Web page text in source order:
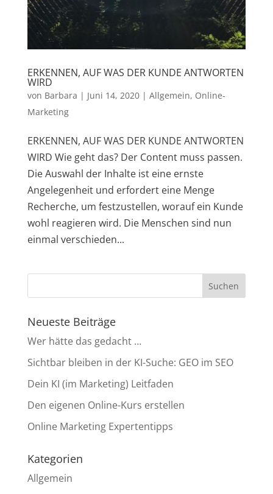
ERKENNEN, AUF WAS DER KUNDE ANTWORTEN
WIRD
von Barbara | Juni 14, 2020| Allgemein, Online-
Marketing
ERKENNEN, AUF WAS DER KUNDE ANTWORTEN
WIRD Wie geht das? Der Content muss passen.
Die Auswahl der Inhalte ist eine ernste
Angelegenheit und erfordert eine Menge
Recherche, um festzustellen, worauf ein Kunde
wohl reagieren wird. Die Menschen sind nun
einmal verschieden...
Neueste Beiträge
Wer hätte das gedacht …
Sichtbar bleiben in der KI-Suche: GEO im SEO
Dein KI (im Marketing) Leitfaden
Den eigenen Online-Kurs erstellen
Online Marketing Expertentipps
Kategorien
Allgemein